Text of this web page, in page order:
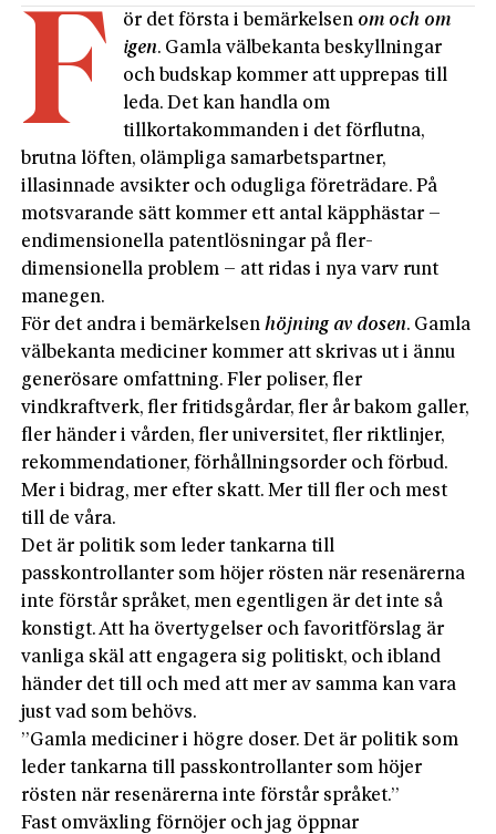
F ör det första i bemärkelsen om och om
igen. Gamla välbekanta beskyllningar
och budskap kommer att upprepas till
leda. Det kan handla om
tillkortakommanden i det förflutna,
brutna löften, olämpliga samarbetspartner,
illasinnade avsikter och odugliga företrädare. På
motsvarande sätt kommer ett antal käpphästar –
endimensionella patentlösningar på fler­
dimensionella problem – att ridas i nya varv runt
manegen.
För det andra i bemärkelsenhöjning av dosen. Gamla
välbekanta mediciner kommer att skrivas ut i ännu
generösare omfattning. Fler poliser, fler
vindkraftverk, fler fritidsgårdar, fler år bakom galler,
fler händer i vården, fler universitet, fler riktlinjer,
rekommendationer, förhållningsorder och förbud.
Mer i bidrag, mer efter skatt. Mer till fler och mest
till de våra.
Det är politik som leder tankarna till
passkontrollanter som höjer rösten när resenärerna
inte förstår språket, men egentligen är det inte så
konstigt. Att ha övertygelser och favoritförslag är
vanliga skäl att engagera sig politiskt, och ibland
händer det till och med att mer av samma kan vara
just vad som behövs.
”Gamla mediciner i högre doser. Det är politik som
leder tankarna till passkontrollanter som höjer
rösten när resenärerna inte förstår ­språket.”
Fast omväxling förnöjer och jag öppnar